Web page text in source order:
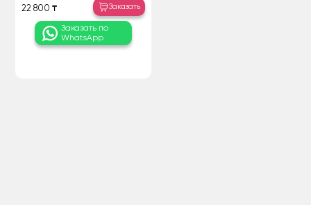
22 800 ₸ Заказать
Заказать по
WhatsApp